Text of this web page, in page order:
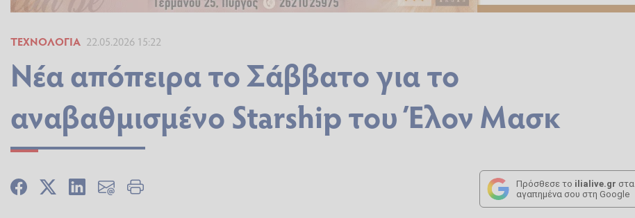
ΤΕΧΝΟΛΟΓΊΑ 22.05.2026 15:22
Νέα απόπειρα το Σάββατο για το
αναβαθμισμένο Starship του Έλον Μασκ
Πρόσθεσε το ilialive.gr στα
αγαπημένα σου στη Google